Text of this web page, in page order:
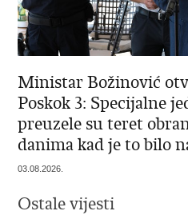
Ministar Božinović
Poskok 3: Specijalne
preuzele su teret
danima kad je to bilo
03.08.2026.
Ostale vijesti